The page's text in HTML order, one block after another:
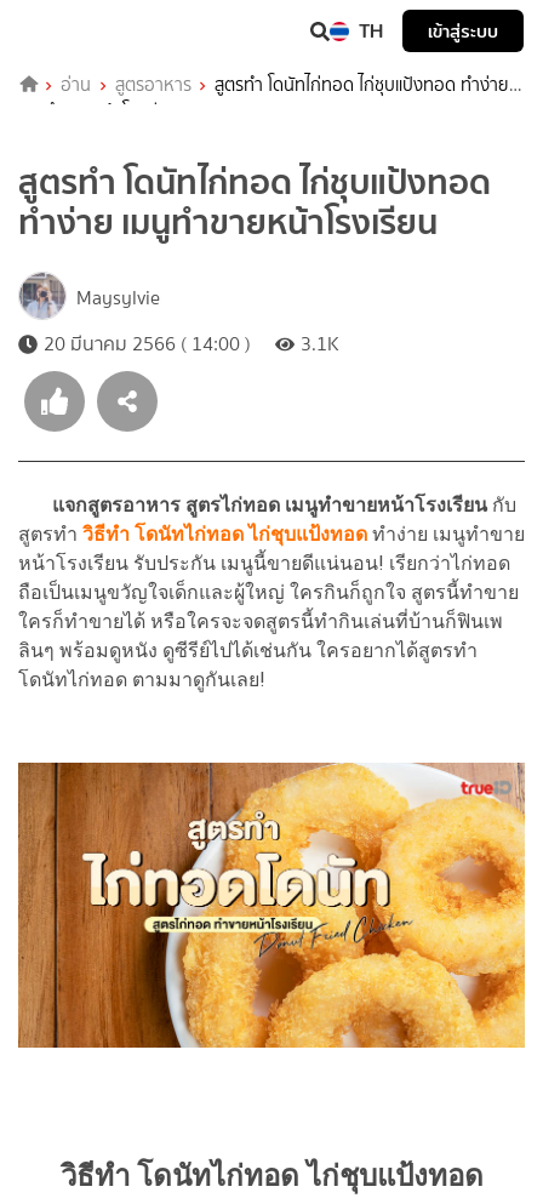
TH เข้าสู่ระบบ
อ่าน สูตรอาหาร
สูตรทำ โดนัทไก่ทอด ไก่ชุบแป้งทอด ทำง่าย
เมนูทำขายหน้าโรงเรียน
สูตรทำ โดนัทไก่ทอด ไก่ชุบแป้งทอด
ทำง่าย เมนูทำขายหน้าโรงเรียน
Maysylvie
20 มีนาคม 2566 ( 14:00 )
3.1K
แจกสูตรอาหาร สูตรไก่ทอด เมนูทำขายหน้าโรงเรียนกับ
สูตรทำ วิธีทำ โดนัทไก่ทอด ไก่ชุบแป้งทอด ทำง่าย เมนูทำขาย
หน้าโรงเรียน รับประกัน เมนูนี้ขายดีแน่นอน! เรียกว่าไก่ทอด
ถือเป็นเมนูขวัญใจเด็กและผู้ใหญ่ ใครกินก็ถูกใจ สูตรนี้ทำขาย
ใครก็ทำขายได้ หรือใครจะจดสูตรนี้ทำกินเล่นที่บ้านก็ฟินเพ
ลินๆ พร้อมดูหนัง ดูซีรีย์ไปได้เช่นกัน ใครอยากได้สูตรทำ
โดนัทไก่ทอด ตามมาดูกันเลย!
วิธีทำ โดนัทไก่ทอด ไก่ชุบแป้งทอด